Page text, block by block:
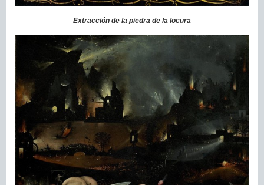
Extracción de la piedra de la locura